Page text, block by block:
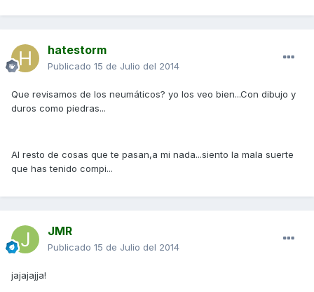
hatestorm
Publicado 15 de Julio del 2014
Que revisamos de los neumáticos? yo los veo bien...Con dibujo y
duros como piedras...
Al resto de cosas que te pasan,a mi nada...siento la mala suerte
que has tenido compi...
JMR
Publicado 15 de Julio del 2014
jajajajja!